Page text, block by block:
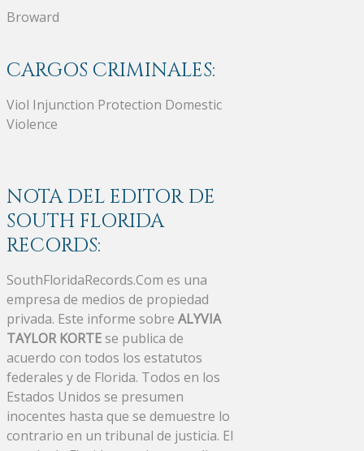
Broward
CARGOS CRIMINALES:
Viol Injunction Protection Domestic
Violence
NOTA DEL EDITOR DE
SOUTH FLORIDA
RECORDS:
SouthFloridaRecords.Com es una
empresa de medios de propiedad
privada. Este informe sobre ALYVIA
TAYLOR KORTEse publica de
acuerdo con todos los estatutos
federales y de Florida. Todos en los
Estados Unidos se presumen
inocentes hasta que se demuestre lo
contrario en un tribunal de justicia. El